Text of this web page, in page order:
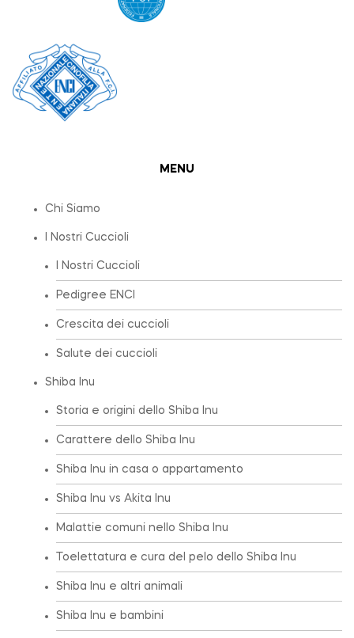
MENU
Chi Siamo
I Nostri Cuccioli
I Nostri Cuccioli
Pedigree ENCI
Crescita dei cuccioli
Salute dei cuccioli
Shiba Inu
Storia e origini dello Shiba Inu
Carattere dello Shiba Inu
Shiba Inu in casa o appartamento
Shiba Inu vs Akita Inu
Malattie comuni nello Shiba Inu
Toelettatura e cura del pelo dello Shiba Inu
Shiba Inu e altri animali
Shiba Inu e bambini